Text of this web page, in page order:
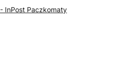
- InPost Paczkomaty